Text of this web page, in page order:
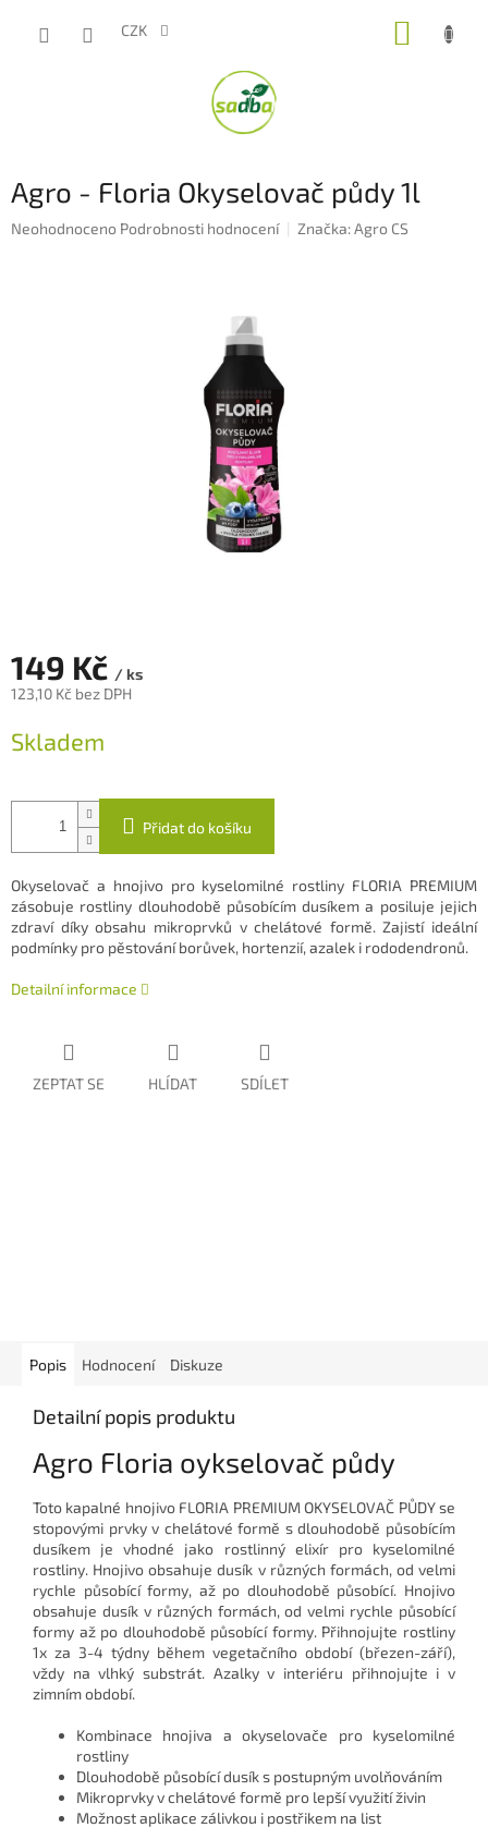
CZK
Agro - Floria Okyselovač půdy 1l
Průměrné
Neohodnoceno Podrobnosti hodnocení Značka:Agro CS
149 Kč / ks
123,10 Kč bez DPH
cena:
Skladem
Přidat do košíku
Okyselovač a hnojivo pro kyselomilné rostliny FLORIA PREMIUM
zásobuje rostliny dlouhodobě působícím dusíkem a posiluje jejich
zdraví díky obsahu mikroprvků v chelátové formě. Zajistí ideální
podmínky pro pěstování borůvek, hortenzií, azalek i rododendronů.
Detailní informace
ZEPTAT SE HLÍDAT SDÍLET
Popis Hodnocení Diskuze
Detailní popis produktu
Agro Floria oykselovač půdy
Toto kapalné hnojivo FLORIA PREMIUM OKYSELOVAČ PŮDY se
stopovými prvky v chelátové formě s dlouhodobě působícím
dusíkem je vhodné jako rostlinný elixír pro kyselomilné
rostliny. Hnojivo obsahuje dusík v různých formách, od velmi
rychle působící formy, až po dlouhodobě působící. Hnojivo
obsahuje dusík v různých formách, od velmi rychle působící
formy až po dlouhodobě působící formy. Přihnojujte rostliny
1x za 3-4 týdny během vegetačního období (březen-září),
vždy na vlhký substrát. Azalky v interiéru přihnojujte i v
zimním období.
Kombinace hnojiva a okyselovače pro kyselomilné
rostliny
Dlouhodobě působící dusík s postupným uvolňováním
Mikroprvky v chelátové formě pro lepší využití živin
Možnost aplikace zálivkou i postřikem na list